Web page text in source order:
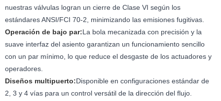
nuestras válvulas logran un cierre de Clase VI según los
estándares ANSI/FCI 70-2, minimizando las emisiones fugitivas.
Operación de bajo par:La bola mecanizada con precisión y la
suave interfaz del asiento garantizan un funcionamiento sencillo
con un par mínimo, lo que reduce el desgaste de los actuadores y
operadores.
Diseños multipuerto:Disponible en configuraciones estándar de
2, 3 y 4 vías para un control versátil de la dirección del flujo.